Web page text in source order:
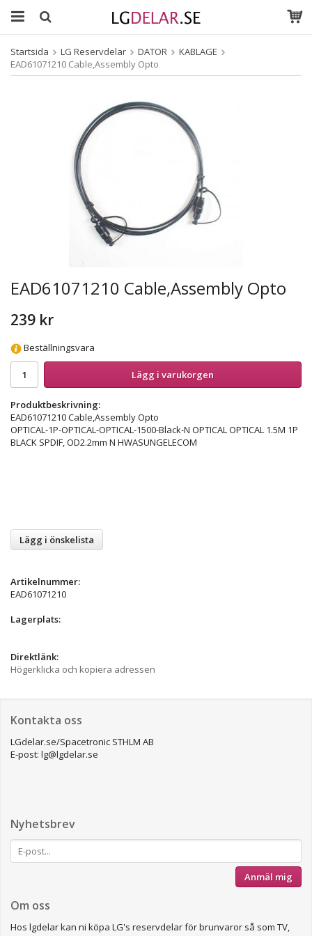
Startsida LG Reservdelar DATOR
KABLAGE
EAD61071210 Cable,Assembly Opto
EAD61071210 Cable,Assembly Opto
239 kr
Beställningsvara
Lägg i varukorgen
Produktbeskrivning:
EAD61071210 Cable,Assembly Opto
OPTICAL-1P-OPTICAL-OPTICAL-1500-Black-N OPTICAL OPTICAL 1.5M 1P
BLACK SPDIF, OD2.2mm N HWASUNGELECOM
Lägg i önskelista
Artikelnummer:
EAD61071210
Lagerplats:
Direktlänk:
Högerklicka och kopiera adressen
Kontakta oss
LGdelar.se/Spacetronic STHLM AB
E-post: lg@lgdelar.se
Nyhetsbrev
Anmäl mig
Om oss
Hos lgdelar kan ni köpa LG's reservdelar för brunvaror så som TV,